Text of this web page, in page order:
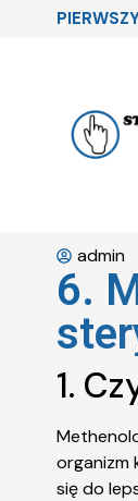
admin
6.
1.
organizm
się do